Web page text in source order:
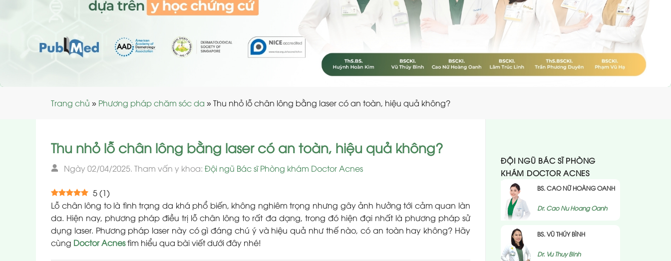
Trang chủ » Phương pháp chăm sóc da »Thu nhỏ lỗ chân lông bằng laser có an toàn, hiệu quả không?
Thu nhỏ lỗ chân lông bằng laser có an toàn, hiệu quả không?
Ngày 02/04/2025. Tham vấn y khoa: Đội ngũ Bác sĩ Phòng khám Doctor Acnes
5(1)
Lỗ chân lông to là tình trạng da khá phổ biến, không nghiêm trọng nhưng gây ảnh hưởng tới cảm quan làn
da. Hiện nay, phương pháp điều trị lỗ chân lông to rất đa dạng, trong đó hiện đại nhất là phương pháp sử
dụng laser. Phương pháp laser này có gì đáng chú ý và hiệu quả như thế nào, có an toàn hay không? Hãy
cùng Doctor Acnestìm hiểu qua bài viết dưới đây nhé!
ĐỘI NGŨ BÁC SĨ PHÒNG
KHÁM DOCTOR ACNES
BS. CAO NỮ HOÀNG OANH
Dr. Cao Nu Hoang Oanh
BS. VŨ THÚY BÌNH
Dr. Vu Thuy BInh